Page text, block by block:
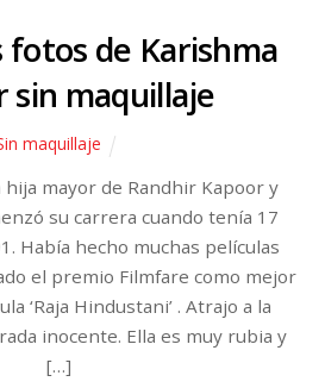
fotos de Karishma
sin maquillaje
maquillaje
hija mayor de Randhir Kapoor y
su carrera cuando tenía 17
Había hecho muchas películas
el premio Filmfare como mejor
‘Raja Hindustani’ . Atrajo a la
inocente. Ella es muy rubia y
[…]